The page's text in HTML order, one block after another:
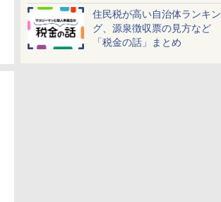
しよう！
住民税が高い自治体ランキン
グ、源泉徴収票の見方など
「税金の話」まとめ